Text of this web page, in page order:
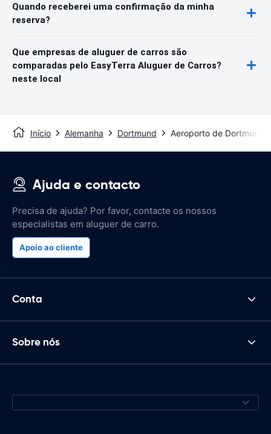
Quando receberei uma confirmação da minha
reserva?
Que empresas de aluguer de carros são
comparadas pelo EasyTerra Aluguer de Carros?
neste local
Início Alemanha Dortmund Aeroporto de Dortmund
Ajuda e contacto
Precisa de ajuda? Por favor, contacte os nossos
especialistas em aluguer de carro.
Apoio ao cliente
Conta
Sobre nós